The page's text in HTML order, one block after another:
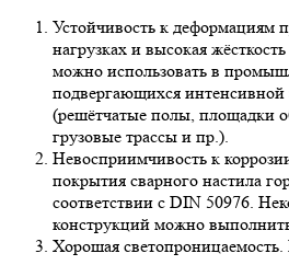
Устойчивость к деформациям
нагрузках и высокая
можно использовать в
подвергающихся интенсивной
(решётчатые полы, площадки
грузовые трассы и пр.).
Невосприимчивость к
покрытия сварного настила
соответствии с DIN 50976.
конструкций можно
Хорошая